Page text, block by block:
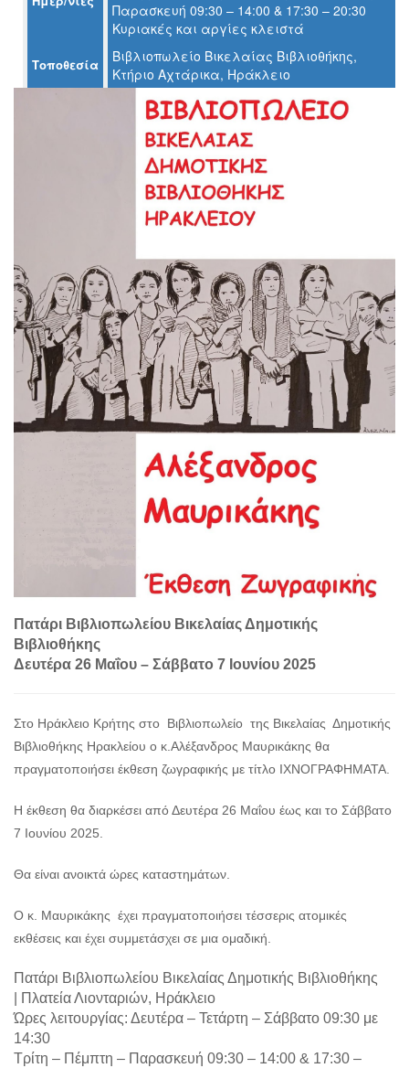
Παρασκευή 09:30 – 14:00 & 17:30 – 20:30
Κυριακές και αργίες κλειστά
Τοποθεσία
Βιβλιοπωλείο Βικελαίας Βιβλιοθήκης,
Κτήριο Αχτάρικα, Ηράκλειο
Πατάρι Βιβλιοπωλείου Βικελαίας Δημοτικής
Βιβλιοθήκης
Δευτέρα 26 Μαΐου – Σάββατο 7 Ιουνίου 2025
Στο Ηράκλειο Κρήτης στο Βιβλιοπωλείο της Βικελαίας Δημοτικής
Βιβλιοθήκης Ηρακλείου ο κ.Αλέξανδρος Μαυρικάκης θα
πραγματοποιήσει έκθεση ζωγραφικής με τίτλο ΙΧΝΟΓΡΑΦΗΜΑΤΑ.
Η έκθεση θα διαρκέσει από Δευτέρα 26 Μαΐου έως και το Σάββατο
7 Ιουνίου 2025.
Θα είναι ανοικτά ώρες καταστημάτων.
Ο κ. Μαυρικάκης έχει πραγματοποιήσει τέσσερις ατομικές
εκθέσεις και έχει συμμετάσχει σε μια ομαδική.
Πατάρι Βιβλιοπωλείου Βικελαίας Δημοτικής Βιβλιοθήκης
Πλατεία Λιονταριών, Ηράκλειο
Ώρες λειτουργίας: Δευτέρα – Τετάρτη – Σάββατο 09:30 με
14:30
Τρίτη – Πέμπτη – Παρασκευή 09:30 – 14:00 & 17:30 –